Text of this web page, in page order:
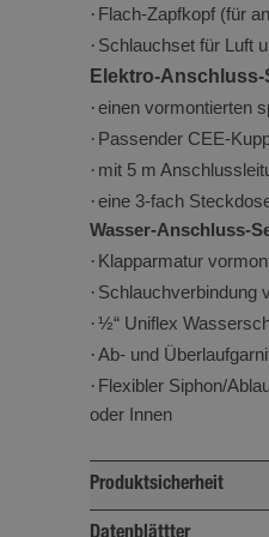
· Flach-Zapfkopf (für
· Schlauchset für Luft
Elektro-
·einen vormontierten
· Passender CEE-
· mit 5 m
·eine 3-fach
Wasser-Anschluss-
· Klapparmatur
· Schlauchverbindung
·½“ Uniflex
·Ab- und
· Flexibler Siphon/
oder Innen
Produktsicherheit
Verantwortlich für
Beschreibung
Dieses Cookie wird
verwendet, um den
beizubehalten.
Dieser Cookie-Name
Analytics verknüpft.
Aktualisierung des am
Analysedienstes von
wird verwendet, um
unterscheiden, indem
Nummer als Client-ID
jeder
Besucher-, Sitzungs-
die Site-